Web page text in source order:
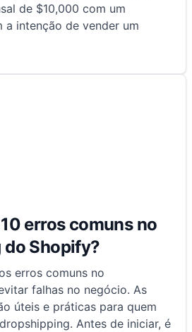
de $10,000 com um
a intenção de vender um
erros comuns no
Shopify?
erros comuns no
falhas no negócio. As
úteis e práticas para quem
Antes de iniciar, é